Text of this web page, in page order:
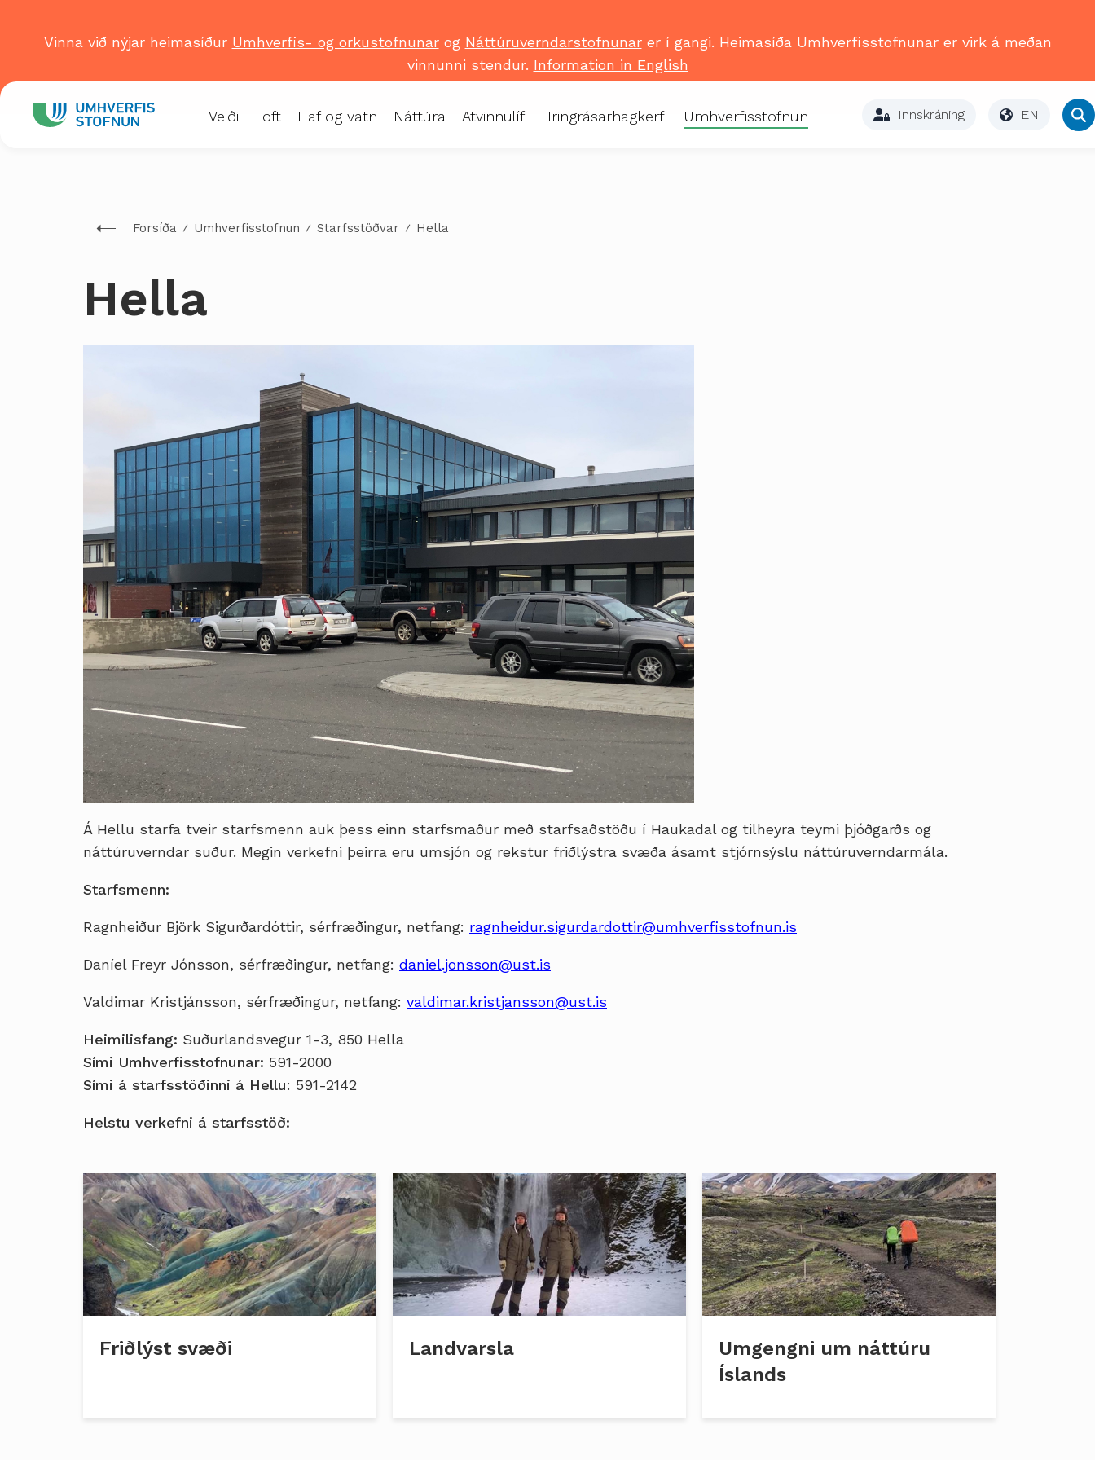
Veiði Loft Haf og vatn Náttúra Atvinnulíf Hringrásarhagkerfi Umhverfisstofnun Innskráning EN
Vinna við nýjar heimasíður Umhverfis- og orkustofnunarog Náttúruverndarstofnunarer í gangi. Heimasíða Umhverfisstofnunar er virk á meðan
vinnunni stendur. Information in English
Forsíða Umhverfisstofnun Starfsstöðvar Hella
Hella
Á Hellu starfa tveir starfsmenn auk þess einn starfsmaður með starfsaðstöðu í Haukadal og tilheyra teymi þjóðgarðs og
náttúruverndar suður. Megin verkefni þeirra eru umsjón og rekstur friðlýstra svæða ásamt stjórnsýslu náttúruverndarmála.
Starfsmenn:
Ragnheiður Björk Sigurðardóttir, sérfræðingur, netfang: ragnheidur.sigurdardottir@umhverfisstofnun.is
Daníel Freyr Jónsson, sérfræðingur, netfang: daniel.jonsson@ust.is
Valdimar Kristjánsson, sérfræðingur, netfang: valdimar.kristjansson@ust.is
Heimilisfang: Suðurlandsvegur 1-3, 850 Hella
Sími Umhverfisstofnunar: 591-2000
Sími á starfsstöðinni á Hellu: 591-2142
Helstu verkefni á starfsstöð:
Friðlýst svæði Landvarsla
Umgengni um náttúru
Íslands